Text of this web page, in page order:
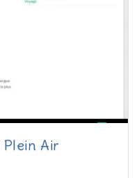
Air